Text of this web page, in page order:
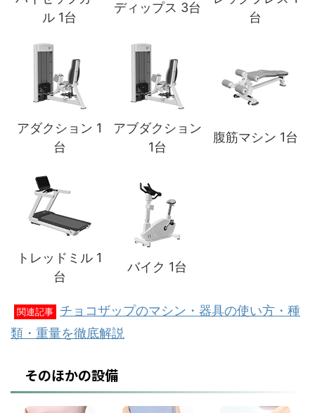
ル 1台
ディップス 3台
台
アダクション 1
台
アブダクション
1台
腹筋マシン 1台
トレッドミル 1
台
バイク 1台
関連記事
チョコザップのマシン・器具の使い方・種
類・重量を徹底解説
そのほかの設備